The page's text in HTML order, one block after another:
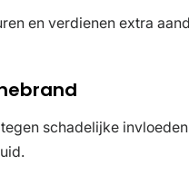
en verdienen extra
schadelijke